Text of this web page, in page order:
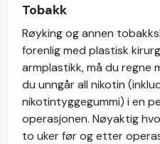
Tobakk
Røyking og annen
forenlig med plastisk
armplastikk, må du regne
du unngår all nikotin
nikotintyggegummi) i en
operasjonen. Nøyaktig
to uker før og etter